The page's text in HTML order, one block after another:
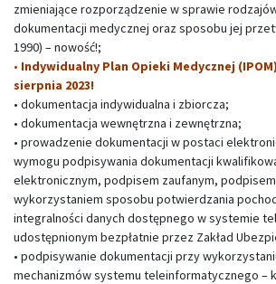
zmieniające rozporządzenie w sprawie
dokumentacji medycznej oraz sposobu jej
1990) – nowość!;
• Indywidualny Plan Opieki Medycznej
sierpnia 2023!
• dokumentacja indywidualna i zbiorcza;
• dokumentacja wewnętrzna i zewnętrzna;
• prowadzenie dokumentacji w postaci
wymogu podpisywania dokumentacji
elektronicznym, podpisem zaufanym,
wykorzystaniem sposobu potwierdzania
integralności danych dostępnego w systemie
udostępnionym bezpłatnie przez Zakład
• podpisywanie dokumentacji przy
mechanizmów systemu teleinformatycznego –